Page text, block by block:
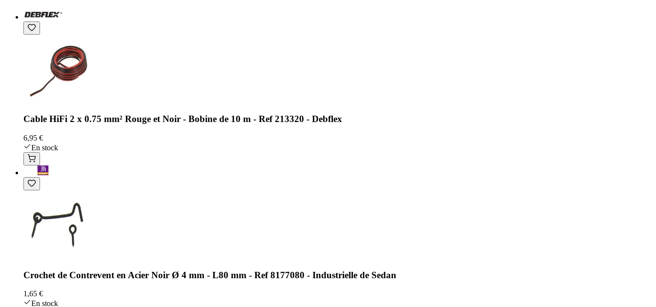
Cable HiFi 2 x 0.75 mm² Rouge et Noir - Bobine de 10 m - Ref 213320 - Debflex
6,95 €
En stock
Crochet de Contrevent en Acier Noir Ø 4 mm - L80 mm - Ref 8177080 - Industrielle de Sedan
1,65 €
En stock